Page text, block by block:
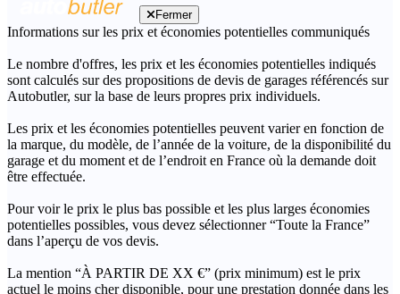
Fermer
Informations sur les prix et économies potentielles communiqués
Le nombre d'offres, les prix et les économies potentielles indiqués
sont calculés sur des propositions de devis de garages référencés sur
Autobutler, sur la base de leurs propres prix individuels.
Les prix et les économies potentielles peuvent varier en fonction de
la marque, du modèle, de l’année de la voiture, de la disponibilité du
garage et du moment et de l’endroit en France où la demande doit
être effectuée.
Pour voir le prix le plus bas possible et les plus larges économies
potentielles possibles, vous devez sélectionner “Toute la France”
dans l’aperçu de vos devis.
La mention “À PARTIR DE XX €” (prix minimum) est le prix
actuel le moins cher disponible, pour une prestation donnée dans les